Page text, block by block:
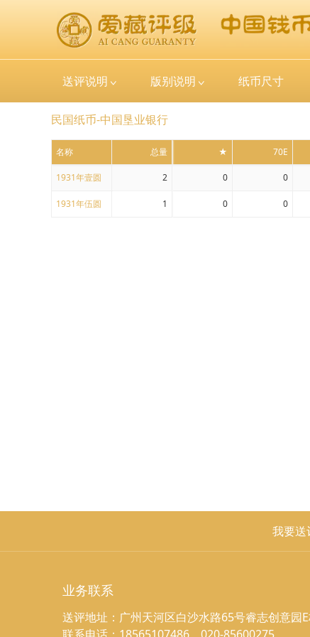
送评说明 版别说明 纸币尺寸
民国纸币-中国垦业银行
名称 总量 ★ 70E
1931年壹圆 2 0 0
1931年伍圆 1 0 0
我要送
业务联系
送评地址：广州天河区白沙水路65号睿志创意园